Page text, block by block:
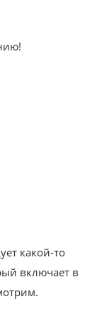
какой-то
включает в